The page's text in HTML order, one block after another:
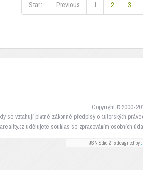
Start Previous 1 2 3
Copyright © 2000-
se vztahují platné zákonné předpisy o autorských
udělujete souhlas se zpracováním osobních
JSN Solid 2 is designed by